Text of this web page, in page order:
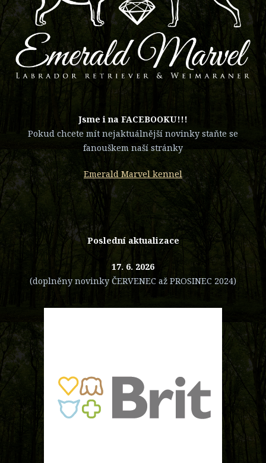
​Jsme i na FACEBOOKU!!!
Pokud chcete mít nejaktuálnější novinky staňte se
fanouškem naší stránky
Emerald Marvel kennel
Poslední aktualizace
17. 6. 2026
(doplněny novinky ČERVENEC až PROSINEC 2024)